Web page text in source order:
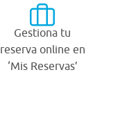
Gestiona tu
reserva online en
‘Mis Reservas’